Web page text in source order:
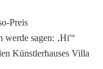
Preis
werde sagen: ‚Hi'“
Künstlerhauses Villa